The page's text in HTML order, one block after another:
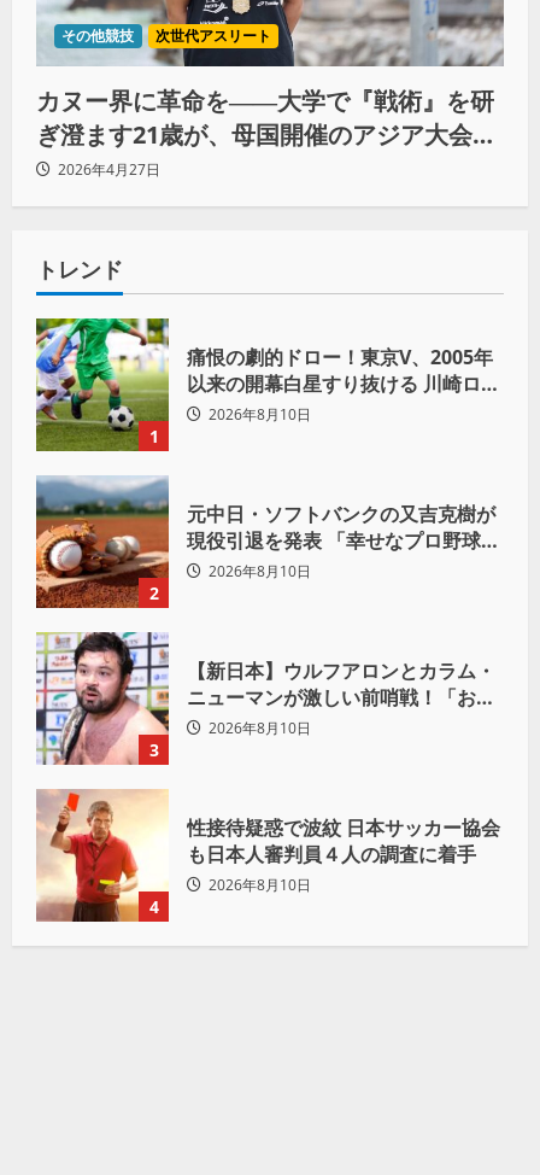
その他競技 次世代アスリート
カヌー界に革命を――大学で『戦術』を研
ぎ澄ます21歳が、母国開催のアジア大会で
金メダルを誓う（後編）
2026年4月27日
トレンド
1
痛恨の劇的ドロー！東京V、2005年
以来の開幕白星すり抜ける 川崎ロマ
ニッチ同点弾
2026年8月10日
2
元中日・ソフトバンクの又吉克樹が
現役引退を発表 「幸せなプロ野球人
生でした」
2026年8月10日
3
【新日本】ウルフアロンとカラム・
ニューマンが激しい前哨戦！「お前
は俺の胸毛にカラム(絡む)小バエと
2026年8月10日
4
性接待疑惑で波紋 日本サッカー協会
も日本人審判員４人の調査に着手
2026年8月10日